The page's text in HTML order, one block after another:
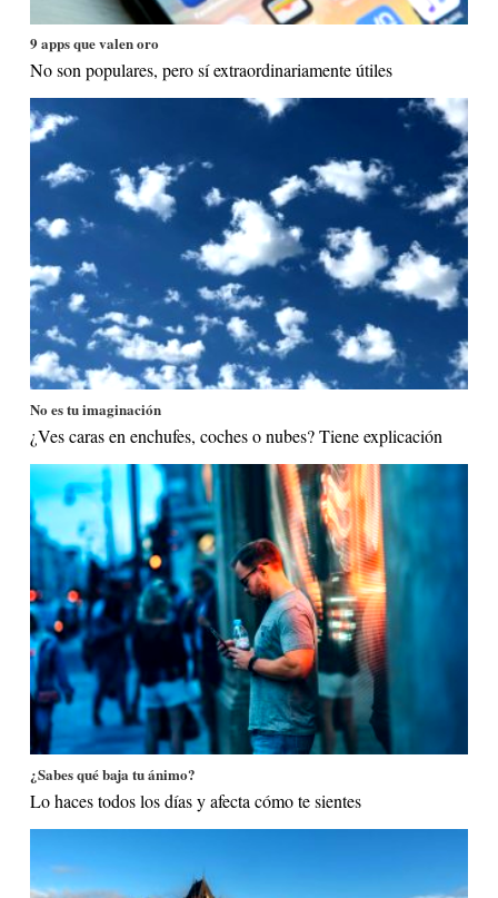
9 apps que valen oro
No son populares, pero sí extraordinariamente útiles
No es tu imaginación
¿Ves caras en enchufes, coches o nubes? Tiene explicación
¿Sabes qué baja tu ánimo?
Lo haces todos los días y afecta cómo te sientes